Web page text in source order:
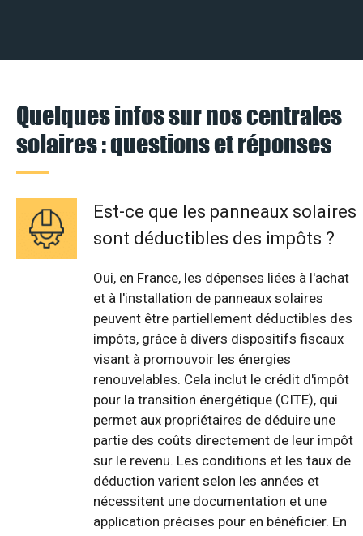
Quelques infos sur nos centrales
solaires : questions et réponses
Est-ce que les panneaux solaires
sont déductibles des impôts ?
Oui, en France, les dépenses liées à l'achat
et à l'installation de panneaux solaires
peuvent être partiellement déductibles des
impôts, grâce à divers dispositifs fiscaux
visant à promouvoir les énergies
renouvelables. Cela inclut le crédit d'impôt
pour la transition énergétique (CITE), qui
permet aux propriétaires de déduire une
partie des coûts directement de leur impôt
sur le revenu. Les conditions et les taux de
déduction varient selon les années et
nécessitent une documentation et une
application précises pour en bénéficier. En